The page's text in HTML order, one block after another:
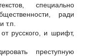
специально
ради
т.п.
русского, и шрифт,
преступную